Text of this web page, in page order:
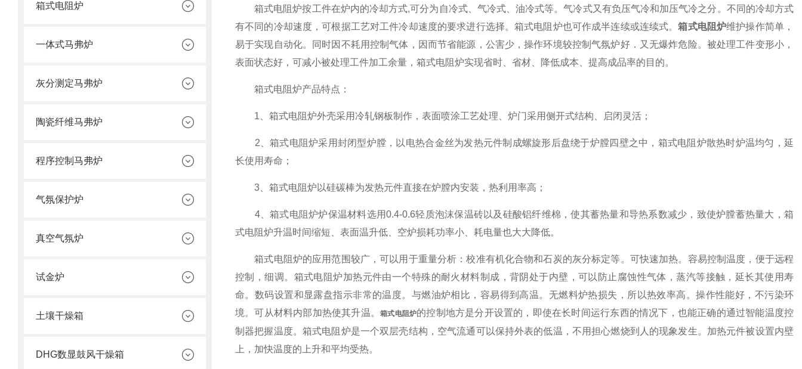
箱式电阻炉
一体式马弗炉
灰分测定马弗炉
陶瓷纤维马弗炉
程序控制马弗炉
气氛保护炉
真空气氛炉
试金炉
土壤干燥箱
DHG数显鼓风干燥箱
箱式电阻炉按工件在炉内的冷却方式,可分为自冷式、气冷式、油冷式等。气冷式又有负压气冷和加压气冷之分。不同的冷却方式
有不同的冷却速度，可根据工艺对工件冷却速度的要求进行选择。箱式电阻炉也可作成半连续或连续式。箱式电阻炉维护操作简单，
易于实现自动化。同时因不耗用控制气体，因而节省能源，公害少，操作环境较控制气氛炉好．又无爆炸危险。被处理工件变形小，
表面状态好，可减小被处理工件加工余量，箱式电阻炉实现省时、省材、降低成本、提高成品率的目的。
箱式电阻炉产品特点：
1、箱式电阻炉外壳采用冷轧钢板制作，表面喷涂工艺处理、炉门采用侧开式结构、启闭灵活；
2、箱式电阻炉采用封闭型炉膛，以电热合金丝为发热元件制成螺旋形后盘绕于炉膛四壁之中，箱式电阻炉散热时炉温均匀，延
长使用寿命；
3、箱式电阻炉以硅碳棒为发热元件直接在炉膛内安装，热利用率高；
4、箱式电阻炉炉保温材料选用0.4-0.6轻质泡沫保温砖以及硅酸铝纤维棉，使其蓄热量和导热系数减少，致使炉膛蓄热量大，箱
式电阻炉升温时间缩短、表面温升低、空炉损耗功率小、耗电量也大大降低。
箱式电阻炉的应用范围较广，可以用于重量分析：校准有机化合物和石炭的灰分标定等。可快速加热。容易控制温度，便于远程
控制，细调。箱式电阻炉加热元件由一个特殊的耐火材料制成，背阴处于内壁，可以防止腐蚀性气体，蒸汽等接触，延长其使用寿
命。数码设置和显露盘指示非常的温度。与燃油炉相比，容易得到高温。无燃料炉热损失，所以热效率高。操作性能好，不污染环
境。可从材料内部加热使其升温。箱式电阻炉的控制地方是分开设置的，即使在长时间运行东西的情况下，也能正确的通过智能温度控
制器把握温度。箱式电阻炉是一个双层壳结构，空气流通可以保持外表的低温，不用担心燃烧到人的现象发生。加热元件被设置内壁
上，加快温度的上升和平均受热。